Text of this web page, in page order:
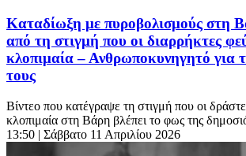
Καταδίωξη με πυροβολισμούς στη
από τη στιγμή που οι διαρρήκτες
κλοπιμαία – Ανθρωποκυνηγητό για
τους
Βίντεο που κατέγραψε τη στιγμή που οι
κλοπιμαία στη Βάρη βλέπει το φως της
13:50 | Σάββατο 11 Απριλίου 2026